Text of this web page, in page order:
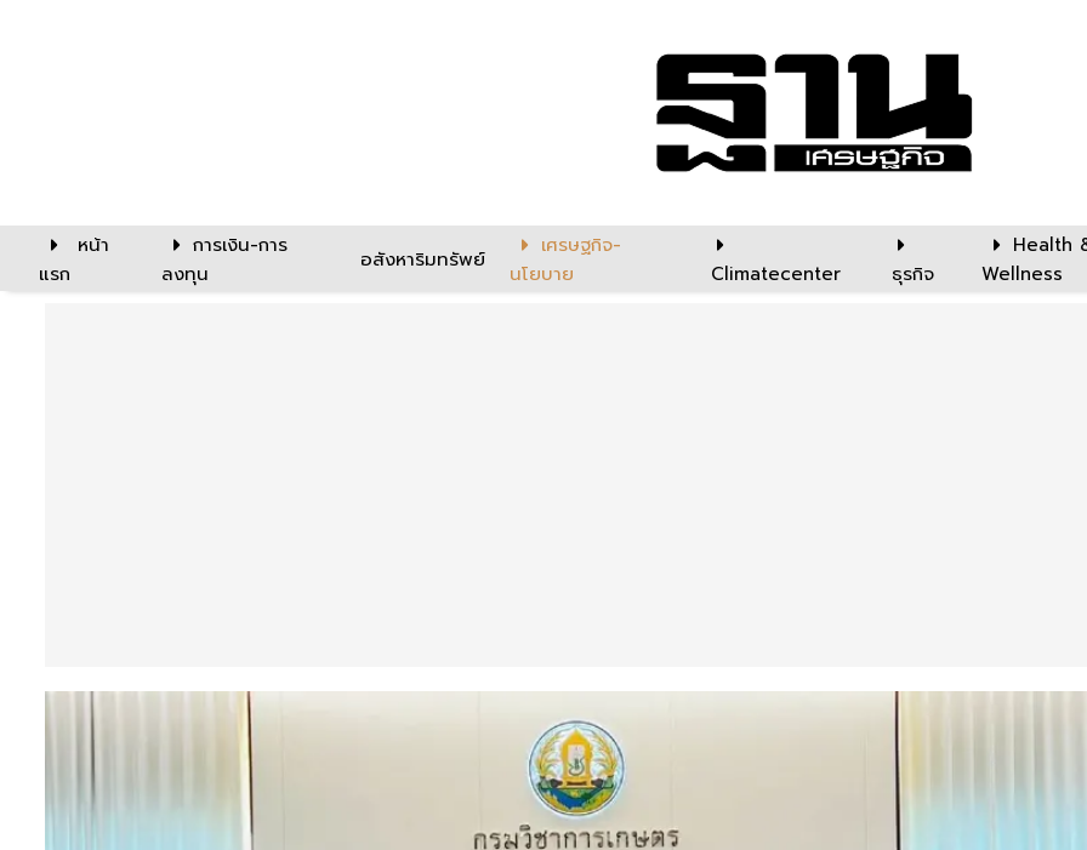
หน้า
แรก
การเงิน-การ
ลงทุน
อสังหาริมทรัพย์
เศรษฐกิจ-
นโยบาย
Climatecenter ธุรกิจ
Health
Wellness